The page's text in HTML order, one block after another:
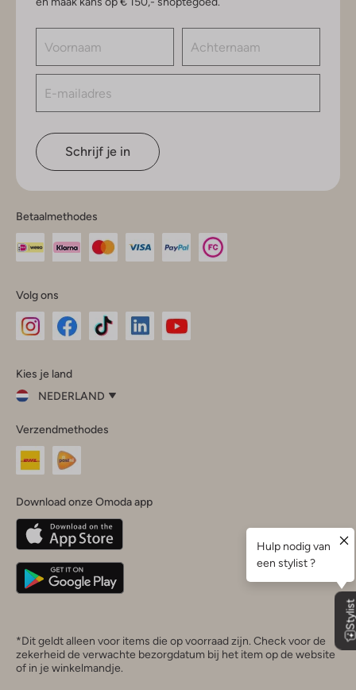
Schrijf je in
Betaalmethodes
Volg ons
InstagramFacebook
Kies je land
NEDERLAND
je
land
Nederland
Belgique(Français)
Deutschland
Verzendmethodes
Download onze Omoda app
*Dit geldt alleen voor items die op voorraad zijn. Check voor de
zekerheid de verwachte bezorgdatum bij het item op de website
of in je winkelmandje.